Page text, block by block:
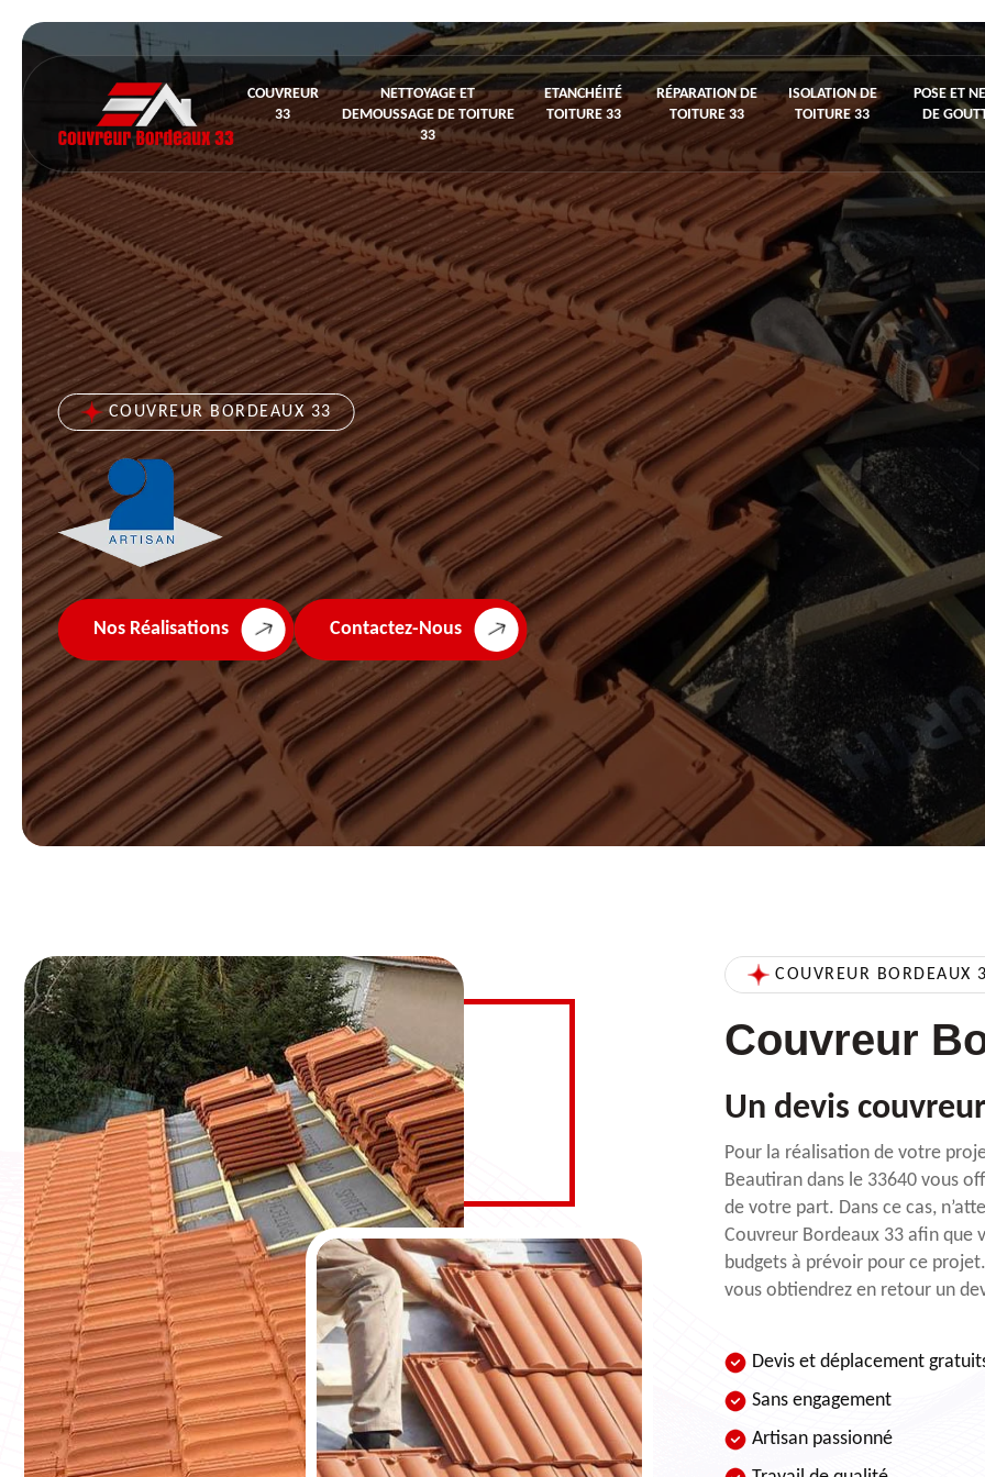
COUVREUR
33
NETTOYAGE ET
DEMOUSSAGE DE TOITURE
33
ETANCHÉITÉ
TOITURE 33
RÉPARATION DE
TOITURE 33
ISOLATION DE
TOITURE 33
POSE ET
DE
COUVREUR BORDEAUX 33
Nos Réalisations Contactez-Nous
COUVREUR BORDEAUX
Couvreur
Un devis
Pour la réalisation de votre
Beautiran dans le 33640 vous
de votre part. Dans ce cas,
Couvreur Bordeaux 33 afin que
budgets à prévoir pour ce
vous obtiendrez en retour un
Devis et déplacement
Sans engagement
Artisan passionné